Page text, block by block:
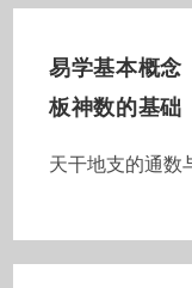
易学基本概
板神数的基础
天干地支的通数